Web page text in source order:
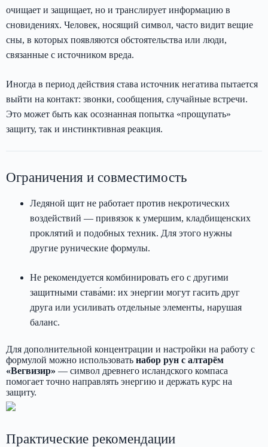
очищает и защищает, но и транслирует информацию в
сновидениях. Человек, носящий символ, часто видит вещие
сны, в которых появляются обстоятельства или люди,
связанные с источником вреда.
Иногда в период действия става источник негатива пытается
выйти на контакт: звонки, сообщения, случайные встречи.
Это может быть как осознанная попытка «прощупать»
защиту, так и инстинктивная реакция.
Ограничения и совместимость
Ледяной щит не работает против некротических
воздействий — привязок к умершим, кладбищенских
проклятий и подобных техник. Для этого нужны
другие рунические формулы.
Не рекомендуется комбинировать его с другими
защитными става́ми: их энергии могут гасить друг
друга или усиливать отдельные элементы, нарушая
баланс.
Для дополнительной концентрации и настройки на работу с
формулой можно использовать набор рун с алтарём
«Вегвизир» — символ древнего исландского компаса
помогает точно направлять энергию и держать курс на
защиту.
Практические рекомендации